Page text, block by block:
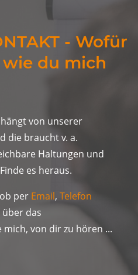
- Wofür
du mich
von unserer
die braucht v. a.
Haltungen und
es heraus.
per Email, Telefon
über das
mich, von dir zu hören ...